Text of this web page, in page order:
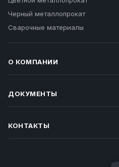
Черный металлопрокат
Сварочные материалы
О КОМПАНИИ
ДОКУМЕНТЫ
КОНТАКТЫ